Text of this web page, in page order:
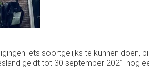
iets soortgelijks te kunnen doen,
geldt tot 30 september 2021 nog